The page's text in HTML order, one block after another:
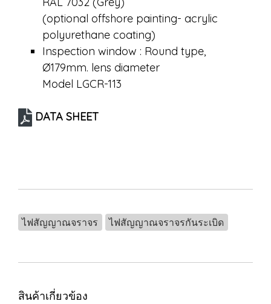
(optional offshore painting- acrylic
polyurethane coating)
Inspection window : Round type,
Ø179mm. lens diameter
Model LGCR-113
DATA SHEET
ไฟสัญญาณจราจร ไฟสัญญาณจราจรกันระเบิด
สินค้าเกี่ยวข้อง